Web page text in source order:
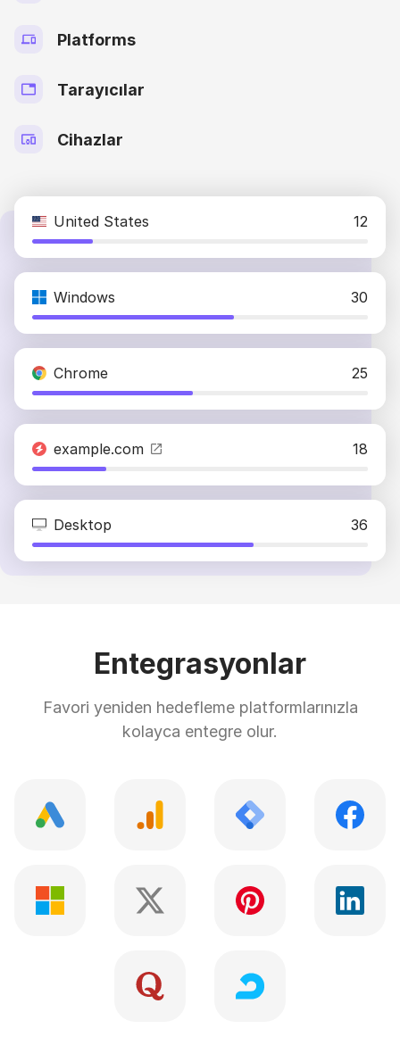
Platforms
Tarayıcılar
Cihazlar
United States 12
Windows 30
Chrome 25
example.com 18
Desktop 36
Entegrasyonlar
Favori yeniden hedefleme platformlarınızla
kolayca entegre olur.